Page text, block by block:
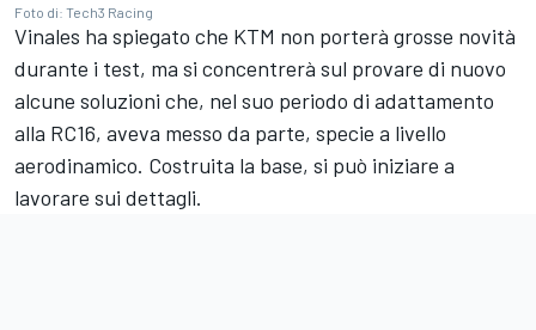
Foto di: Tech3 Racing
Vinales ha spiegato che KTM non porterà grosse novità
durante i test, ma si concentrerà sul provare di nuovo
alcune soluzioni che, nel suo periodo di adattamento
alla RC16, aveva messo da parte, specie a livello
aerodinamico. Costruita la base, si può iniziare a
lavorare sui dettagli.